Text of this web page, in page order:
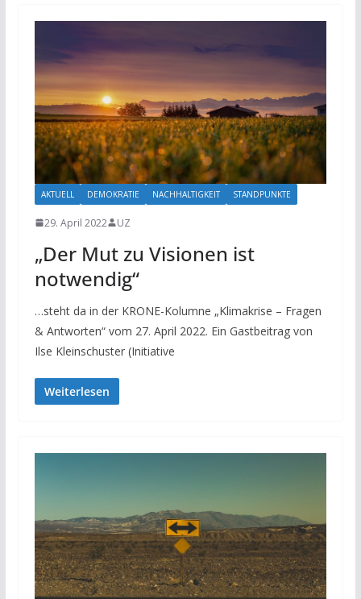
AKTUELL DEMOKRATIE NACHHALTIGKEIT STANDPUNKTE
29. April 2022 UZ
„Der Mut zu Visionen ist
notwendig“
…steht da in der KRONE-Kolumne „Klimakrise – Fragen
& Antworten“ vom 27. April 2022. Ein Gastbeitrag von
Ilse Kleinschuster (Initiative
Weiterlesen